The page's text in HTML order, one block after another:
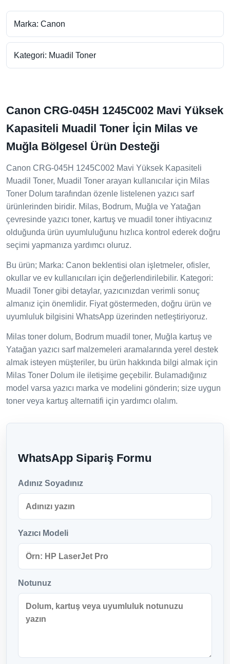
Marka: Canon
Kategori: Muadil Toner
Canon CRG-045H 1245C002 Mavi Yüksek
Kapasiteli Muadil Toner İçin Milas ve
Muğla Bölgesel Ürün Desteği
Canon CRG-045H 1245C002 Mavi Yüksek Kapasiteli
Muadil Toner, Muadil Toner arayan kullanıcılar için Milas
Toner Dolum tarafından özenle listelenen yazıcı sarf
ürünlerinden biridir. Milas, Bodrum, Muğla ve Yatağan
çevresinde yazıcı toner, kartuş ve muadil toner ihtiyacınız
olduğunda ürün uyumluluğunu hızlıca kontrol ederek doğru
seçimi yapmanıza yardımcı oluruz.
Bu ürün; Marka: Canon beklentisi olan işletmeler, ofisler,
okullar ve ev kullanıcıları için değerlendirilebilir. Kategori:
Muadil Toner gibi detaylar, yazıcınızdan verimli sonuç
almanız için önemlidir. Fiyat göstermeden, doğru ürün ve
uyumluluk bilgisini WhatsApp üzerinden netleştiriyoruz.
Milas toner dolum, Bodrum muadil toner, Muğla kartuş ve
Yatağan yazıcı sarf malzemeleri aramalarında yerel destek
almak isteyen müşteriler, bu ürün hakkında bilgi almak için
Milas Toner Dolum ile iletişime geçebilir. Bulamadığınız
model varsa yazıcı marka ve modelini gönderin; size uygun
toner veya kartuş alternatifi için yardımcı olalım.
WhatsApp Sipariş Formu
Adınız Soyadınız
Yazıcı Modeli
Notunuz